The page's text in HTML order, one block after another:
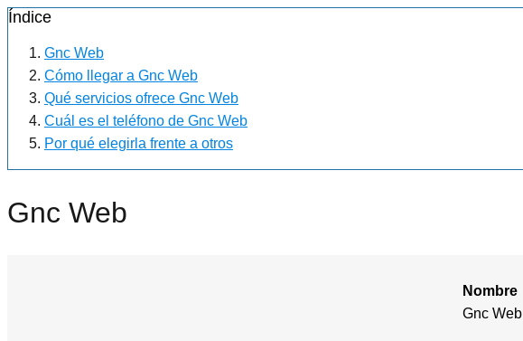
Índice
Gnc Web
Cómo llegar a Gnc Web
Qué servicios ofrece Gnc Web
Cuál es el teléfono de Gnc Web
Por qué elegirla frente a otros
Gnc Web
Nombre
Gnc Web